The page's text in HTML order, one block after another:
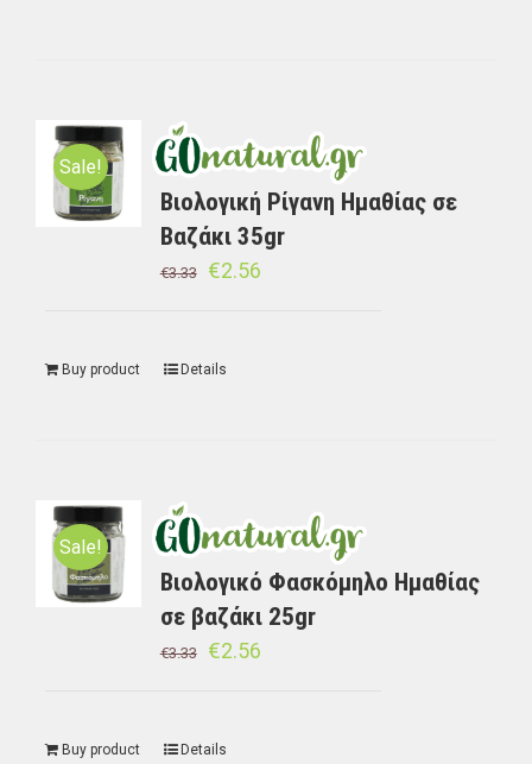
Sale!
Βιολογική Ρίγανη Ημαθίας σε
Bαζάκι 35gr
€3.33 €2.56
Buy product Details
Sale!
Βιολογικό Φασκόμηλο Ημαθίας
σε βαζάκι 25gr
€3.33 €2.56
Buy product Details